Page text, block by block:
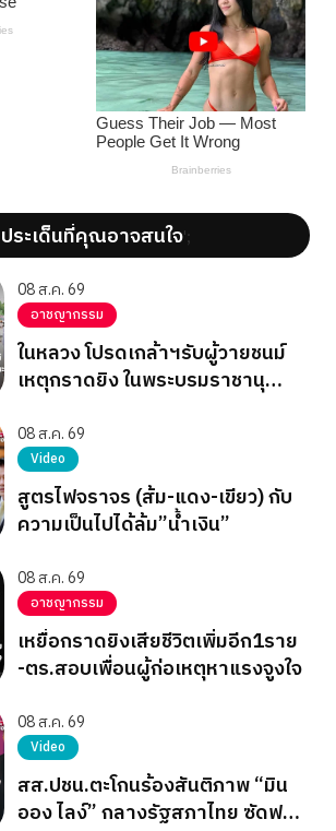
ประเด็นที่คุณอาจสนใจ';
08 ส.ค. 69
อาชญากรรม
ในหลวง โปรดเกล้าฯรับผู้วายชนม์
เหตุกราดยิง ในพระบรมราชานุ
08 ส.ค. 69
Video
สูตรไฟจราจร (ส้ม-แดง-เขียว) กับ
ความเป็นไปได้ล้ม”น้ำเงิน”
08 ส.ค. 69
อาชญากรรม
เหยื่อกราดยิงเสียชีวิตเพิ่มอีก1ราย
-ตร.สอบเพื่อนผู้ก่อเหตุหาแรงจูงใจ
08 ส.ค. 69
Video
สส.ปชน.ตะโกนร้องสันติภาพ “มิน
ออง ไลง์” กลางรัฐสภาไทย ซัดฟอก